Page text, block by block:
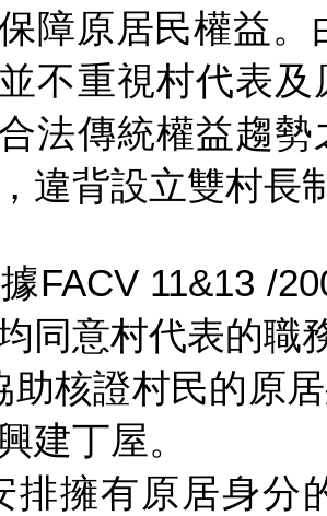
障原居民權益
不重視村代表
法傳統權益趨
違背設立雙村長
FACV 11&13 /
同意村代表的職
助核證村民的原
建丁屋。
排擁有原居身分